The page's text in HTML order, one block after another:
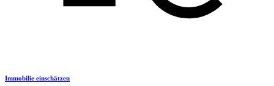
Immobilie einschätzen